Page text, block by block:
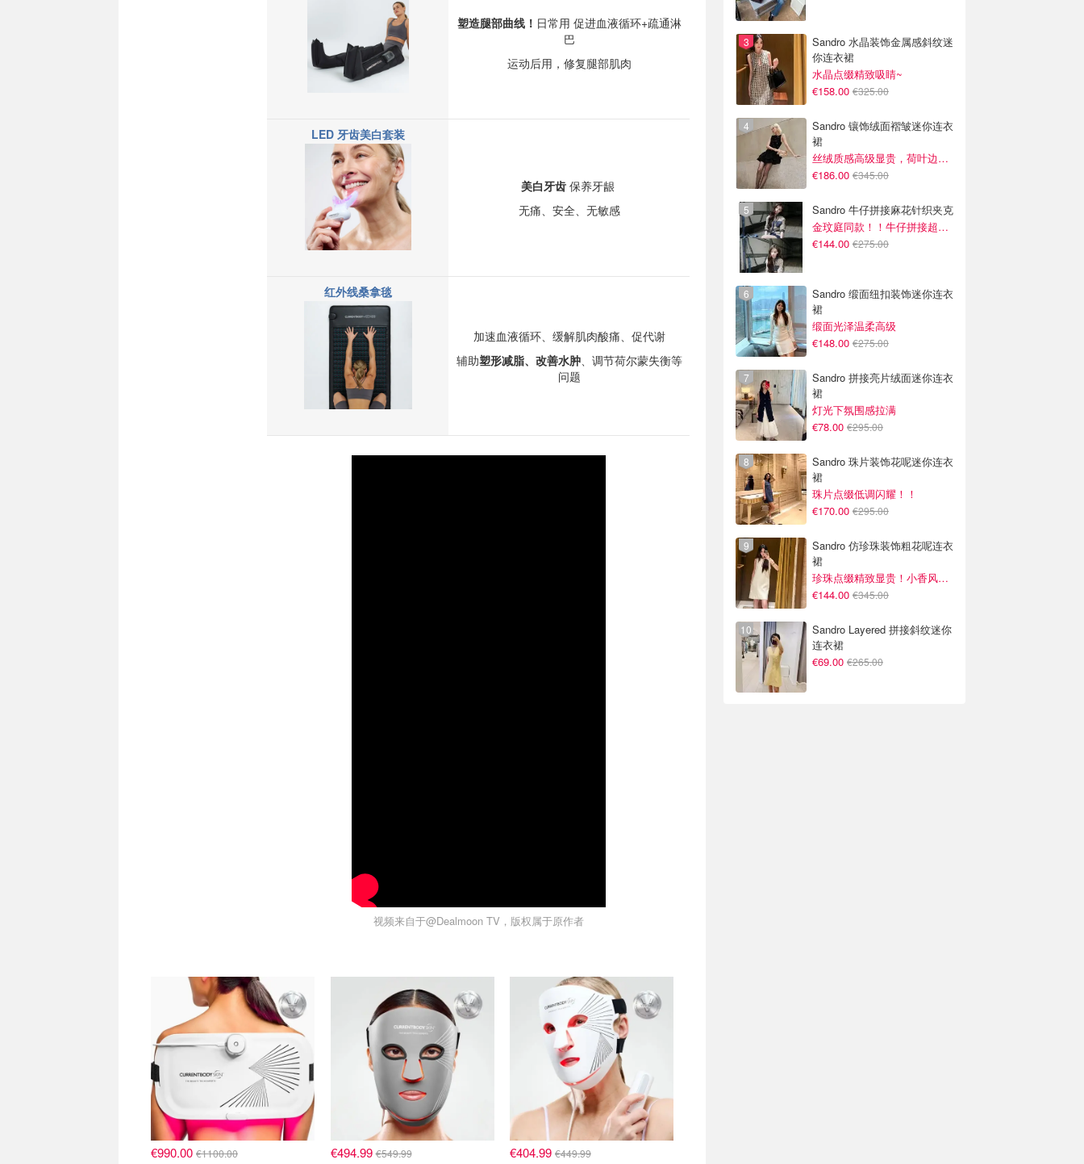
塑造腿部曲线！ 日常用 促进血液循环+疏通淋
巴
运动后用，修复腿部肌肉
LED 牙齿美白套装
美白牙齿保养牙龈
无痛、安全、无敏感
红外线桑拿毯
加速血液循环、缓解肌肉酸痛、促代谢
辅助塑形减脂、改善水肿、调节荷尔蒙失衡等
问题
视频来自于@Dealmoon TV，版权属于原作者
€990.00 €1100.00 €494.99€549.99 €404.99 €449.99
Sandro 水晶装饰金属感斜纹迷
你连衣裙
水晶点缀精致吸睛~
€158.00 €325.00
Sandro 镶饰绒面褶皱迷你连衣
裙
丝绒质感高级显贵，荷叶边设计灵动又浪漫
€186.00 €345.00
Sandro 牛仔拼接麻花针织夹克
金玟庭同款！！牛仔拼接超有层次感
€144.00 €275.00
Sandro 缎面纽扣装饰迷你连衣
裙
缎面光泽温柔高级
€148.00 €275.00
Sandro 拼接亮片绒面迷你连衣
裙
灯光下氛围感拉满
€78.00 €295.00
Sandro 珠片装饰花呢迷你连衣
裙
珠片点缀低调闪耀！！
€170.00 €295.00
Sandro 仿珍珠装饰粗花呢连衣
裙
珍珠点缀精致显贵！小香风氛围感拉满
€144.00 €345.00
Sandro Layered 拼接斜纹迷你
连衣裙
€69.00 €265.00